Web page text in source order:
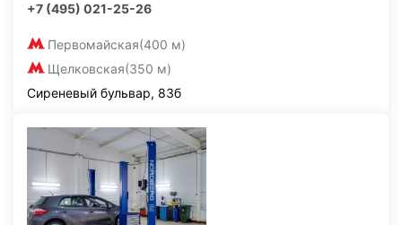
+7 (495) 021-25-26
Первомайская(400 м)
Щелковская(350 м)
Сиреневый бульвар, 83б